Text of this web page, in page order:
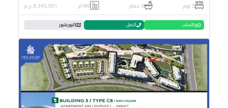
3 نوم 3 حمام 180م 8,343,001 ج.م
واتساب اتصل البورشور